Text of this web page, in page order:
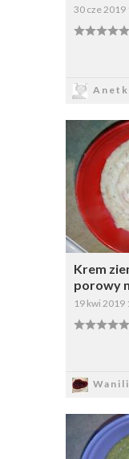
30 cze 2019
Krem
porowy
19 kwi 2019